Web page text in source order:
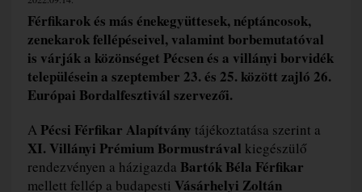
Férfikarok és más énekegyüttesek, néptáncosok,
zenekarok fellépéseivel, valamint borbemutatóval
is várják a közönséget Pécsen és a villányi borvidék
településein a szeptember 23. és 25. között zajló 26.
Európai Bordalfesztivál szervezői.
A Pécsi Férfikar Alapítvány tájékoztatása szerint a
XI. Villányi Prémium Bormustrával kiegészülő
rendezvényen a házigazda Bartók Béla Férfikar
mellett fellép a budapesti Vásárhelyi Zoltán